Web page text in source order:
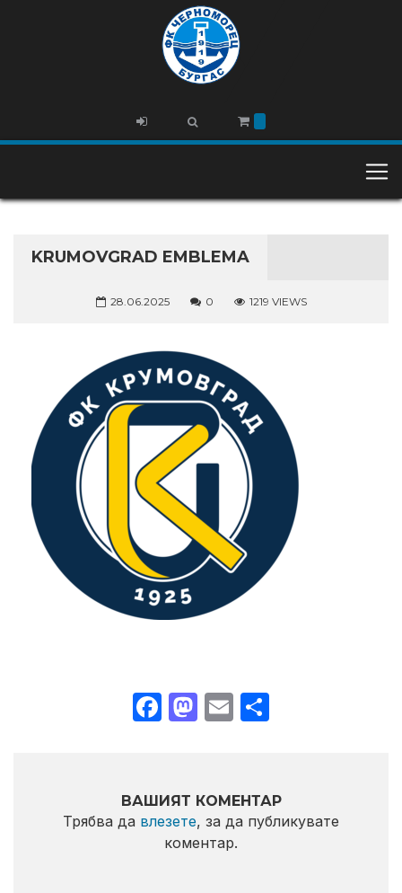
KRUMOVGRAD EMBLEMA
28.06.2025 0 1219 VIEWS
Facebook
Mastodon
Email
ВАШИЯТ КОМЕНТАР
Трябва да влезете, за да публикувате
коментар.